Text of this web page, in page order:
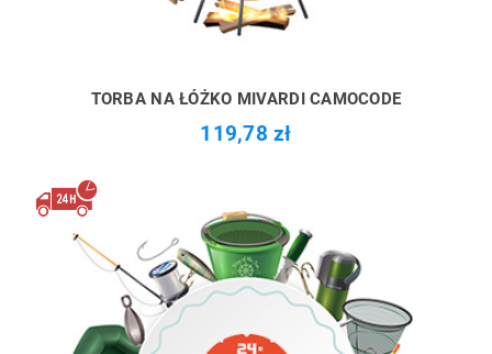
TORBA NA ŁÓŻKO MIVARDI CAMOCODE
119,78 zł